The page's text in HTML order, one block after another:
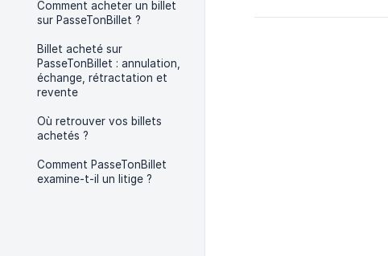
Comment acheter un billet
sur PasseTonBillet ?
Billet acheté sur
PasseTonBillet : annulation,
échange, rétractation et
revente
Où retrouver vos billets
achetés ?
Comment PasseTonBillet
examine-t-il un litige ?